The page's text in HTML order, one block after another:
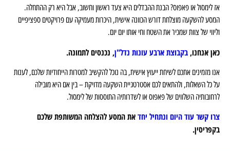
אז לימסול או פאפוס? הבנת ההבדלים היא צעד ראשון וחשוב, אבל היא רק ההתחלה.
המסע להשקעה מוצלחת דורש הכוונה אישית, היכרות מעמיקה עם פרויקטים ספציפיים
וליווי של צוות שמכיר את השטח וחי אותו יום יום.
כאן אנחנו, בקבוצת ארבע עונות נדל"ן, נכנסים לתמונה.
אנו מזמינים אתכם לשיחת ייעוץ אישית, בה נוכל להקשיב למטרות הייחודיות שלכם, לענות
על כל השאלות, ולהתאים לכם אסטרטגיית השקעה מדויקת – בין אם היא מובילה
לרחובותיה השלווים של פאפוס או לשדרותיה התוססות של לימסול.
צרו קשר עוד היום ונתחיל יחדאת המסע להצלחה המשותפת שלכם
בקפריסין.